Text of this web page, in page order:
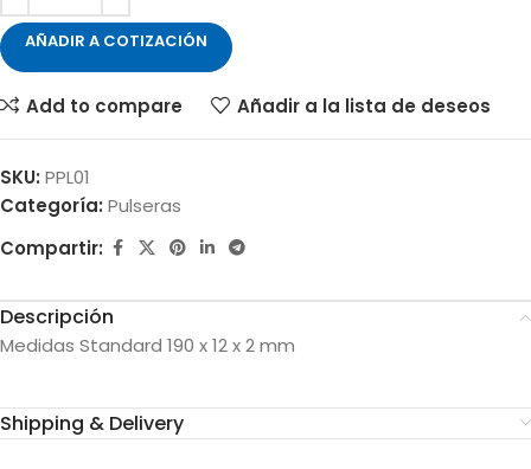
AÑADIR A COTIZACIÓN
Add to compare Añadir a la lista de deseos
SKU: PPL01
Categoría: Pulseras
Compartir:
Descripción
Medidas Standard 190 x 12 x 2 mm
Shipping & Delivery